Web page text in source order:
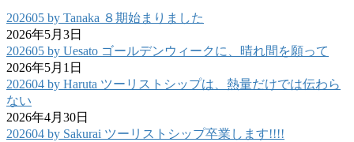
202605 by Tanaka ８期始まりました
2026年5月3日
202605 by Uesato ゴールデンウィークに、晴れ間を願って
2026年5月1日
202604 by Haruta ツーリストシップは、熱量だけでは伝わら
ない
2026年4月30日
202604 by Sakurai ツーリストシップ卒業します!!!!